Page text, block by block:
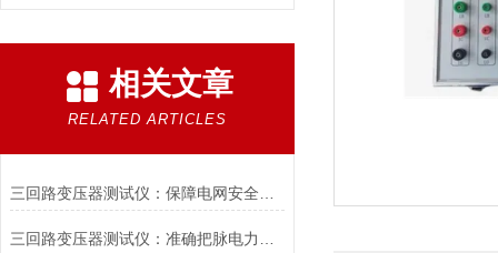
相关文章
RELATED ARTICLES